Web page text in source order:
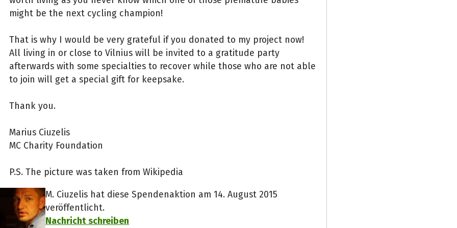
might be the next cycling champion!
That is why I would be very grateful if you donated to my project now!
All living in or close to Vilnius will be invited to a gratitude party
afterwards with some specialties to recover while those who are not able
to join will get a special gift for keepsake.
Thank you.
Marius Ciuzelis
MC Charity Foundation
P.S. The picture was taken from Wikipedia
M. Ciuzelis hat diese Spendenaktion am 14. August 2015
veröffentlicht.
Nachricht schreiben